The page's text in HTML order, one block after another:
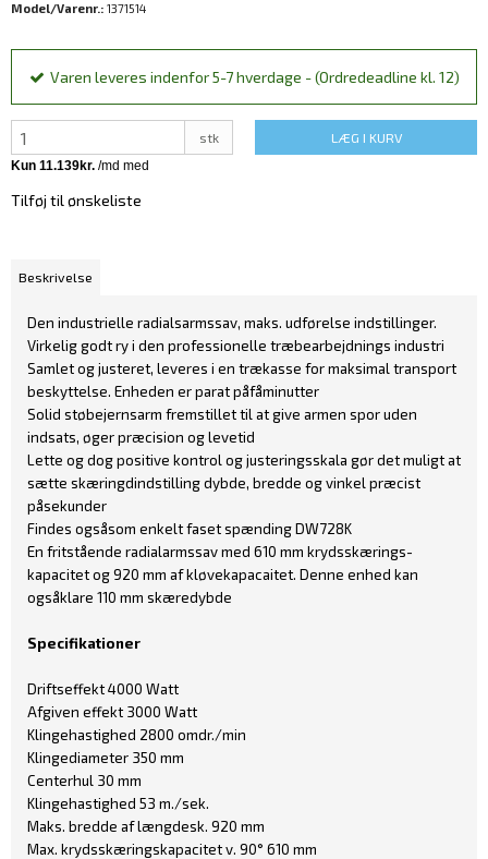
Model/Varenr.: 1371514
Varen leveres indenfor 5-7 hverdage - (Ordredeadline kl. 12)
stk LÆG I KURV
Tilføj til ønskeliste
Beskrivelse
Den industrielle radialsarmssav, maks. udførelse indstillinger.
Virkelig godt ry i den professionelle træbearbejdnings industri
Samlet og justeret, leveres i en trækasse for maksimal transport
beskyttelse. Enheden er parat påfåminutter
Solid støbejernsarm fremstillet til at give armen spor uden
indsats, øger præcision og levetid
Lette og dog positive kontrol og justeringsskala gør det muligt at
sætte skæringdindstilling dybde, bredde og vinkel præcist
påsekunder
Findes ogsåsom enkelt faset spænding DW728K
En fritstående radialarmssav med 610 mm krydsskærings-
kapacitet og 920 mm af kløvekapacaitet. Denne enhed kan
ogsåklare 110 mm skæredybde
Specifikationer
Driftseffekt 4000 Watt
Afgiven effekt 3000 Watt
Klingehastighed 2800 omdr./min
Klingediameter 350 mm
Centerhul 30 mm
Klingehastighed 53 m./sek.
Maks. bredde af længdesk. 920 mm
Max. krydsskæringskapacitet v. 90° 610 mm